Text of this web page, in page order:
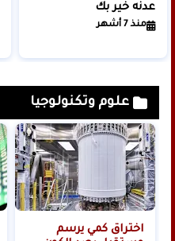
عدنه خير بك
منذ 7 أشهر
علوم وتكنولوجيا
اختراق كمي يرسم